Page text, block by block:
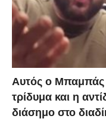
Αυτός ο Μπαμπάς
τρίδυμα και η
διάσημο στο